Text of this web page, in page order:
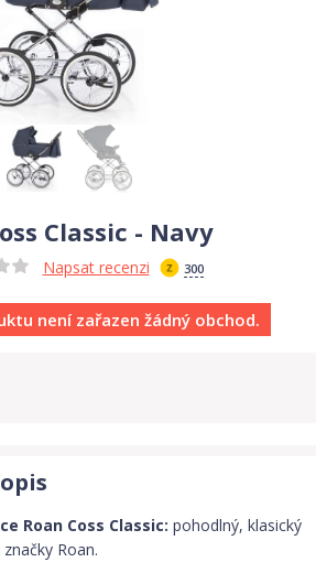
Classic - Navy
Napsat recenzi 300
není zařazen žádný obchod.
Roan Coss Classic: pohodlný, klasický
Roan.